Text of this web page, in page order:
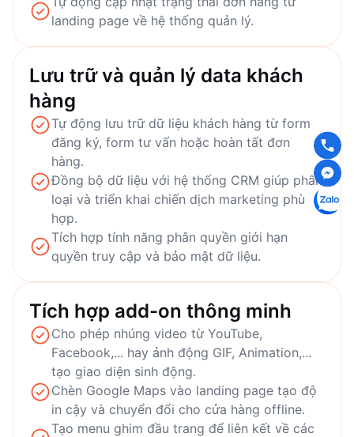
landing page về hệ thống quản lý.
Lưu trữ và quản lý data khách
hàng
Tự động lưu trữ dữ liệu khách hàng từ form
đăng ký, form tư vấn hoặc hoàn tất đơn
hàng.
Đồng bộ dữ liệu với hệ thống CRM giúp phân
loại và triển khai chiến dịch marketing phù
hợp.
Tích hợp tính năng phân quyền giới hạn
quyền truy cập và bảo mật dữ liệu.
Tích hợp add-on thông minh
Cho phép nhúng video từ YouTube,
Facebook,... hay ảnh động GIF, Animation,...
tạo giao diện sinh động.
Chèn Google Maps vào landing page tạo độ
in cậy và chuyển đổi cho cửa hàng offline.
Tạo menu ghim đầu trang để liên kết về các